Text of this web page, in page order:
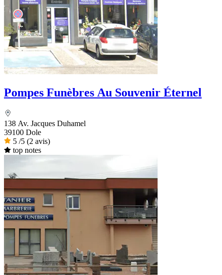
Pompes Funèbres Au Souvenir Éternel
138 Av. Jacques Duhamel
39100 Dole
5 /5 (2 avis)
top notes